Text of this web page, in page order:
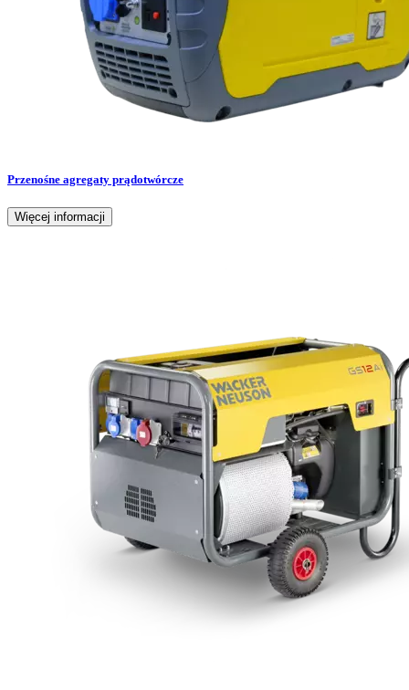
Przenośne agregaty prądotwórcze
Więcej informacji